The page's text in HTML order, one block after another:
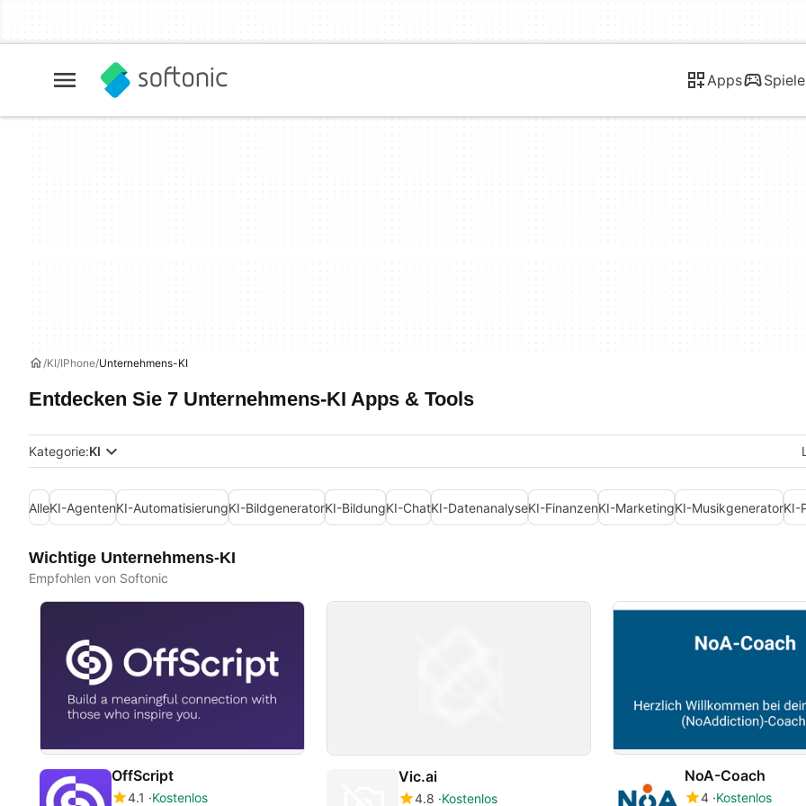
Apps Spiele
KI IPhone Unternehmens-KI
Entdecken Sie 7 Unternehmens-KI Apps & Tools
Kategorie:KI
AlleKI-AgentenKI-AutomatisierungKI-BildgeneratorKI-BildungKI-ChatKI-DatenanalyseKI-FinanzenKI-MarketingKI-MusikgeneratorKI-
Wichtige Unternehmens-KI
Empfohlen von Softonic
OffScript
4.1
Kostenlos
Vic.ai
4.8 Kostenlos
NoA-Coach
4 Kostenlos